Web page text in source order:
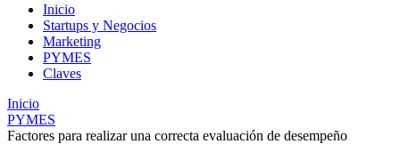
Inicio
Startups y Negocios
Marketing
PYMES
Claves
Inicio
PYMES
Factores para realizar una correcta evaluación de desempeño